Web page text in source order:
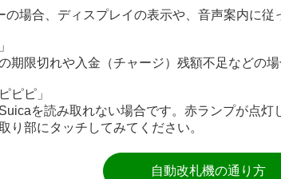
の場合、ディスプレイの表示や、音声案内に従
期限切れや入金（チャージ）残額不足などの場
ピピ」
を読み取れない場合です。赤ランプが点灯
り部にタッチしてみてください。
自動改札機の通り方